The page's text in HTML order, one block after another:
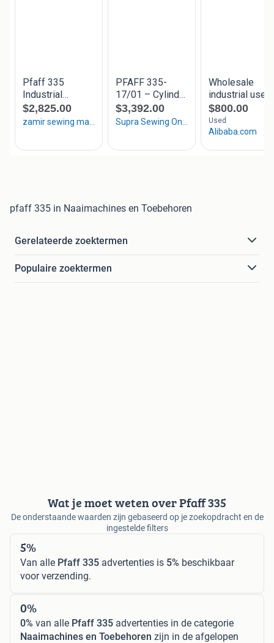
pfaff 335 in Naaimachines en Toebehoren
Gerelateerde zoektermen
Populaire zoektermen
Wat je moet weten over Pfaff 335
De onderstaande waarden zijn gebaseerd op je zoekopdracht en de
ingestelde filters
5%
Van alle Pfaff 335 advertenties is 5% beschikbaar
voor verzending.
0%
0% van alle Pfaff 335 advertenties in de categorie
Naaimachines en Toebehoren zijn in de afgelopen